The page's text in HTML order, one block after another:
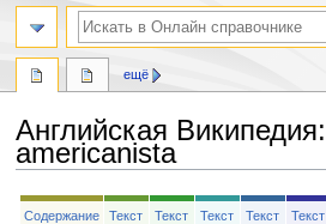
Английская Википедия:
americanista
Перейти
Перейти
Содержание Текст Текст Текст Текст Текст
ещё